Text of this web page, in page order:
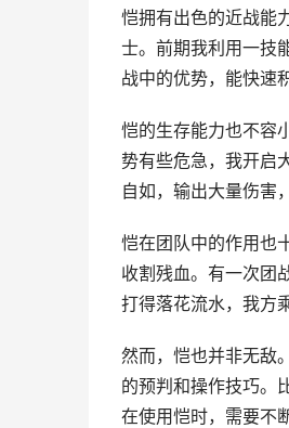
恺拥有出色的近战能
士。前期我利用一技
战中的优势，能快速
恺的生存能力也不容
势有些危急，我开启
自如，输出大量伤害
恺在团队中的作用也
收割残血。有一次团
打得落花流水，我方
然而，恺也并非无敌
的预判和操作技巧。
在使用恺时，需要不